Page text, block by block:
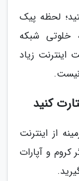
لحظه پیک
خلوتی شبکه
زیاد
نیست.
از اینترنت
کروم و آپارات